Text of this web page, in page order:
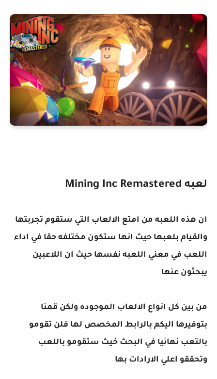
لعبه Mining Inc Remastered
ان هذه اللعبه من امتع الالعاب التي ستقوم تجربتها
والقيام بلعبها حيث انها ستكون مختلفه حقا في اداء
اللعب في معني اللعبه نفسها حيث ان اللاعبين
يبحثون عنها
من بين كل انواع الالعاب الموجوده ولكن قمنا
بتوفيرها اليكم بالرابط المخصص لها فلن تقومو
بالتعب نهائيا في البحث خيث ستقومو باللعب
وتحققو اعلي الارادات بها